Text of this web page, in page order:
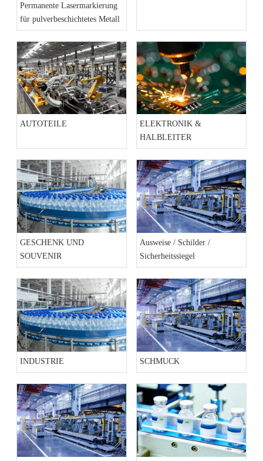
Permanente Lasermarkierung
für pulverbeschichtetes Metall
AUTOTEILE
ELEKTRONIK &
HALBLEITER
GESCHENK UND
SOUVENIR
Ausweise / Schilder /
Sicherheitssiegel
INDUSTRIE SCHMUCK